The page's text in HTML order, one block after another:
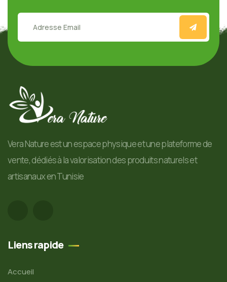
Vera Nature est un espace physique et une plateforme de
vente, dédiés à la valorisation des produits naturels et
artisanaux en Tunisie
Liens rapide
Accueil